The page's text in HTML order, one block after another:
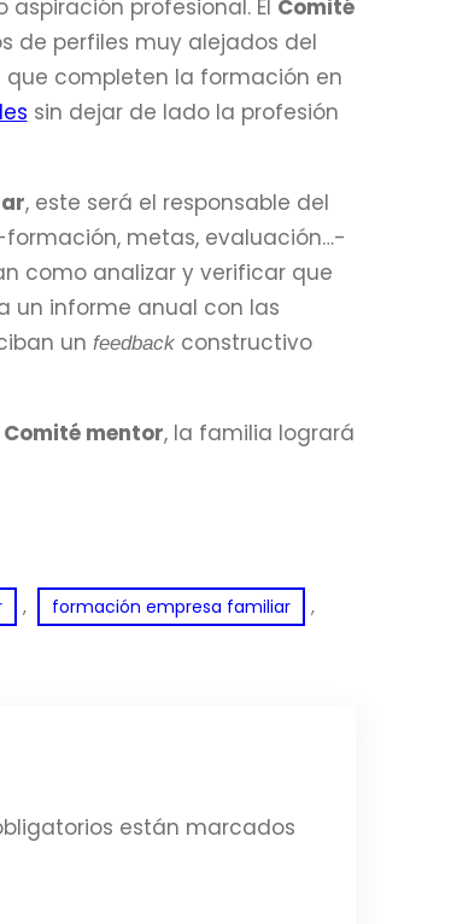
aspiración profesional. El Comité
de perfiles muy alejados del
completen la formación en
sin dejar de lado la profesión
, este será el responsable del
metas, evaluación…-
como analizar y verificar que
un informe anual con las
un feedback constructivo
Comité mentor, la familia logrará
, formación empresa familiar ,
están marcados